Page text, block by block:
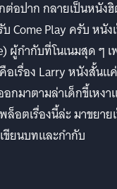
ต่อปาก กลายเป็นหนัง
Come Play ครับ หนั
ผู้กำกับที่โนเนมสุด ๆ
เรื่อง Larry หนังสั้นแ
กมาตามล่าเด็กขี้เหง
ล็อตเรื่องนี้ล่ะ มาขยาย
ขียนบทและกำกับ